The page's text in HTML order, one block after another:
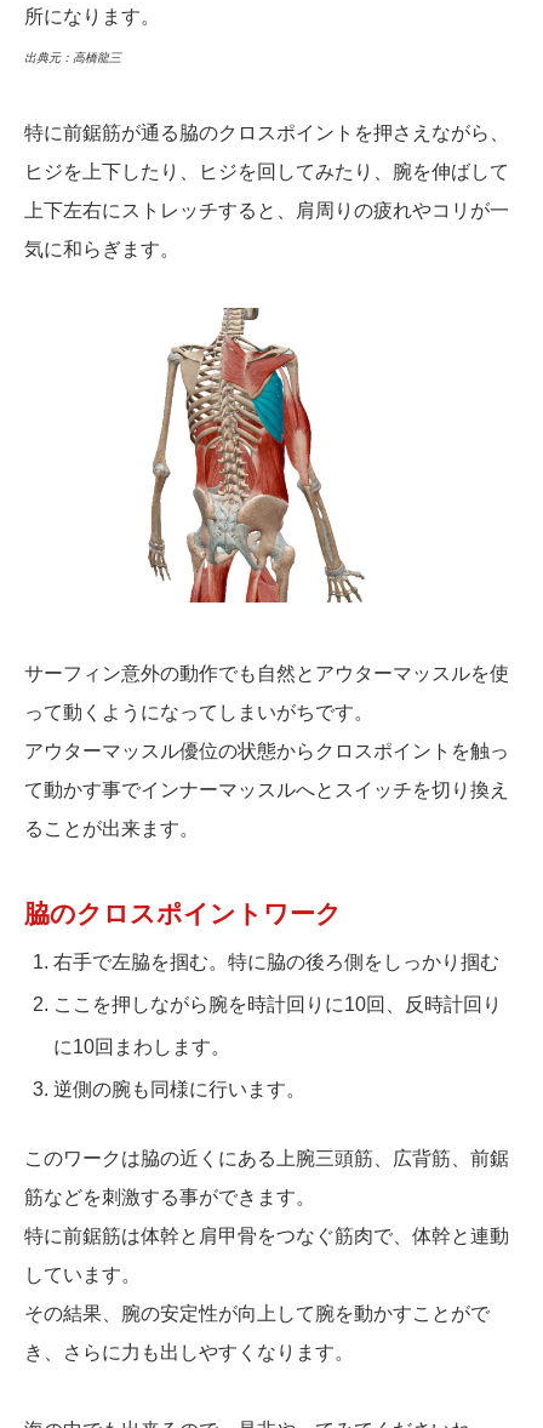
所になります。
出典元：高橋龍三
特に前鋸筋が通る脇のクロスポイントを押さえながら、
ヒジを上下したり、ヒジを回してみたり、腕を伸ばして
上下左右にストレッチすると、肩周りの疲れやコリが一
気に和らぎます。
サーフィン意外の動作でも自然とアウターマッスルを使
って動くようになってしまいがちです。
アウターマッスル優位の状態からクロスポイントを触っ
て動かす事でインナーマッスルへとスイッチを切り換え
ることが出来ます。
脇のクロスポイントワーク
右手で左脇を掴む。特に脇の後ろ側をしっかり掴む
ここを押しながら腕を時計回りに10回、反時計回り
に10回まわします。
逆側の腕も同様に行います。
このワークは脇の近くにある上腕三頭筋、広背筋、前鋸
筋などを刺激する事ができます。
特に前鋸筋は体幹と肩甲骨をつなぐ筋肉で、体幹と連動
しています。
その結果、腕の安定性が向上して腕を動かすことがで
き、さらに力も出しやすくなります。